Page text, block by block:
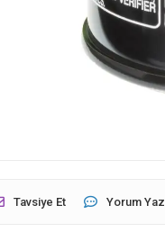
Tavsiye Et Yorum Yaz